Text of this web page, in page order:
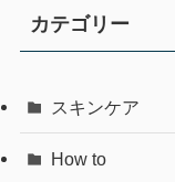
カテゴリー
スキンケア
How to